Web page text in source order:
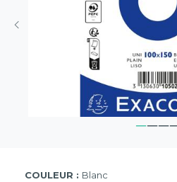
COULEUR : Blanc